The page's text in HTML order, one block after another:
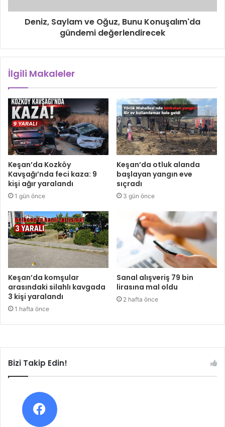
Deniz, Saylam ve Oğuz, Bunu Konuşalım'da
gündemi değerlendirecek
İlgili Makaleler
Keşan’da Kozköy
Kavşağı’nda feci kaza: 9
kişi ağır yaralandı
1 gün önce
Keşan’da otluk alanda
başlayan yangın eve
sıçradı
3 gün önce
Keşan’da komşular
arasındaki silahlı kavgada
3 kişi yaralandı
1 hafta önce
Sanal alışveriş 79 bin
lirasına mal oldu
2 hafta önce
Bizi Takip Edin!